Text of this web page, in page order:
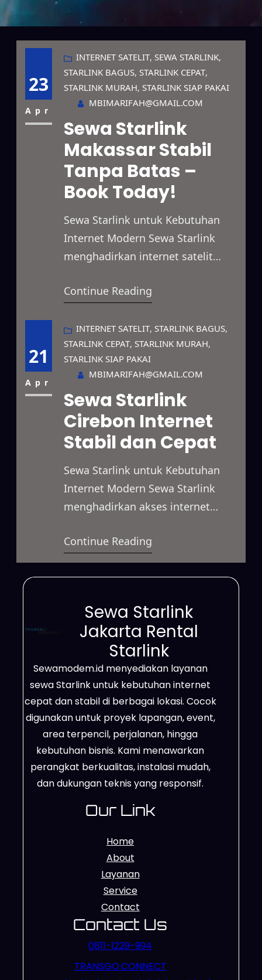
23
Apr
INTERNET SATELIT, SEWA STARLINK
STARLINK BAGUS, STARLINK CEPAT
STARLINK MURAH, STARLINK SIAP PAKAI
MBIMARIFAH@GMAIL.COM
Sewa Starlink
Makassar Stabil
Tanpa Batas –
Book Today!
Sewa Starlink untuk Kebutuhan
Internet Modern Sewa Starlink
menghadirkan internet satelit
digunakan dalam berbagai kondisi.
kebutuhan bisnis, proyek
lapangan, event, hingga
penggunaan pribadi dengan lebih
fleksibel. Tidak hanya itu,
jangkauannya juga mencakup area
terpencil, lokasi dengan sinyal
lemah, serta wilayah yang belum
terhubung jaringan fiber optik.…
Continue Reading
21
Apr
INTERNET SATELIT, STARLINK BAGUS
STARLINK CEPAT, STARLINK MURAH
STARLINK SIAP PAKAI
MBIMARIFAH@GMAIL.COM
Sewa Starlink
Cirebon Internet
Stabil dan Cepat
Sewa Starlink untuk Kebutuhan
Internet Modern Sewa Starlink
menghadirkan akses internet
dapat digunakan untuk berbagai
kebutuhan. Layanan ini
mendukung aktivitas bisnis,
penggunaan pribadi. Selain itu,
Starlink sangat efektif digunakan
di daerah terpencil, lokasi dengan
sinyal terbatas, area proyek,
pertambangan, perkebunan, serta
wilayah yang belum terjangkau
jaringan fiber…
Continue Reading
Sewa Starlink
Jakarta Rental
Starlink
Sewamodem.id menyediakan layanan
sewa Starlink untuk kebutuhan internet
cepat dan stabil di berbagai lokasi. Cocok
digunakan untuk proyek lapangan, event,
area terpencil, perjalanan, hingga
kebutuhan bisnis. Kami menawarkan
perangkat berkualitas, instalasi mudah,
dan dukungan teknis yang responsif.
Our Link
Home
About
Layanan
Service
Contact
Contact Us
0811-1229-994
TRANSGO.CONNECT